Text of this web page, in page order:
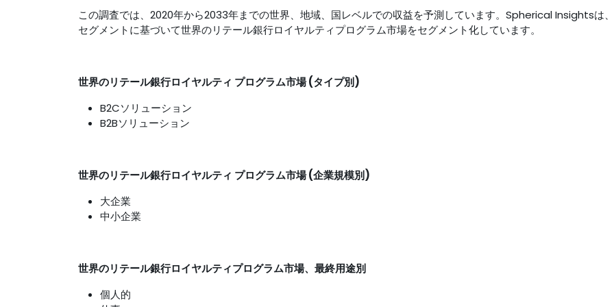
この調査では、2020年から2033年までの世界、地域、国レベルでの収益を予測しています。Spherical Insightsは
セグメントに基づいて世界のリテール銀行ロイヤルティプログラム市場をセグメント化しています。
世界のリテール銀行ロイヤルティ プログラム市場 (タイプ別)
B2Cソリューション
B2Bソリューション
世界のリテール銀行ロイヤルティ プログラム市場 (企業規模別)
大企業
中小企業
世界のリテール銀行ロイヤルティプログラム市場、最終用途別
個人的